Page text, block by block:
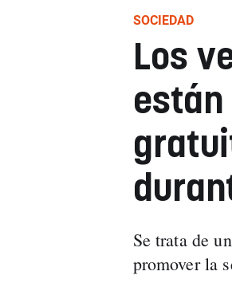
SOCIEDAD
Los
Se trata de
promover la